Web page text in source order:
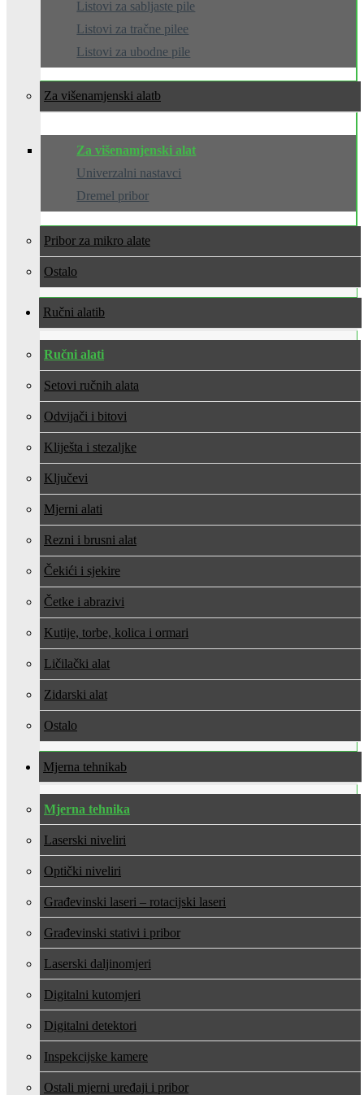
Listovi za sabljaste pile
Listovi za tračne pilee
Listovi za ubodne pile
Za višenamjenski alat
Za višenamjenski alat
Univerzalni nastavci
Dremel pribor
Pribor za mikro alate
Ostalo
Ručni alati
Ručni alati
Setovi ručnih alata
Odvijači i bitovi
Kliješta i stezaljke
Ključevi
Mjerni alati
Rezni i brusni alat
Čekići i sjekire
Četke i abrazivi
Kutije, torbe, kolica i ormari
Ličilački alat
Zidarski alat
Ostalo
Mjerna tehnika
Mjerna tehnika
Laserski niveliri
Optički niveliri
Građevinski laseri – rotacijski laseri
Građevinski stativi i pribor
Laserski daljinomjeri
Digitalni kutomjeri
Digitalni detektori
Inspekcijske kamere
Ostali mjerni uređaji i pribor